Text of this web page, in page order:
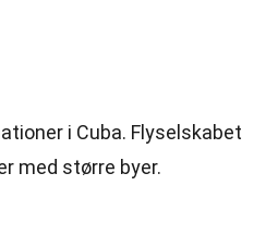
i Cuba. Flyselskabet
med større byer.